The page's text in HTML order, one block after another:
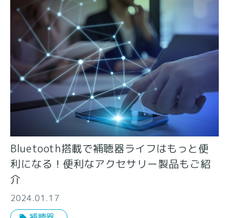
Bluetooth搭載で補聴器ライフはもっと便
利になる！便利なアクセサリー製品もご紹
介
2024.01.17